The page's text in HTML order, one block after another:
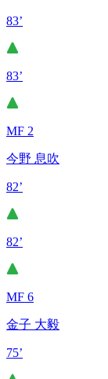
83’
83’
MF 2
今野 息吹
82’
82’
MF 6
金子 大毅
75’